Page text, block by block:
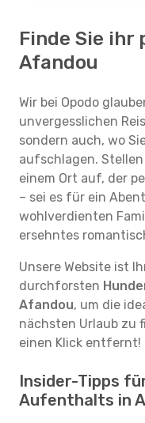
Finde Sie
Afandou
Wir bei Opodo
unvergesslichen
sondern auch, wo
aufschlagen. Stellen
einem Ort auf, der
– sei es für ein
wohlverdienten
ersehntes
Unsere Website ist
durchforsten
Afandou, um die
nächsten Urlaub zu
einen Klick entfernt!
Insider-Tipps
Aufenthalts in